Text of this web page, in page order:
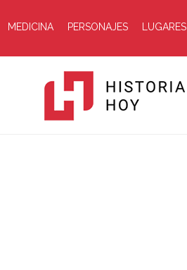
MEDICINA PERSONAJES LUGARES